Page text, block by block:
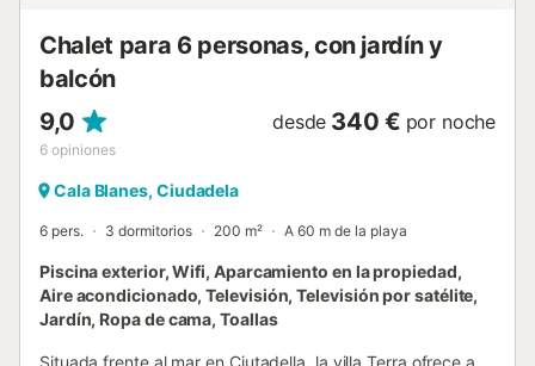
Chalet para 6 personas, con jardín y
balcón
9,0
6 opiniones
desde 340 € por noche
Cala Blanes, Ciudadela
6 pers. 3 dormitorios 200 m² A 60 m de la playa
Piscina exterior, Wifi, Aparcamiento en la propiedad,
Aire acondicionado, Televisión, Televisión por satélite,
Jardín, Ropa de cama, Toallas
Situada frente al mar en Ciutadella, la villa Terra ofrece a